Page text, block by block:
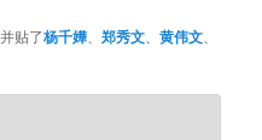
贴了杨千嬅 、郑秀文 、黄伟文